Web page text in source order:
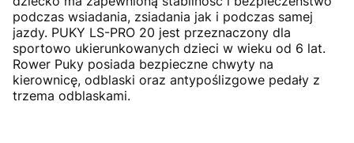
podczas wsiadania, zsiadania jak i podczas samej
jazdy. PUKY LS-PRO 20 jest przeznaczony dla
sportowo ukierunkowanych dzieci w wieku od 6 lat.
Rower Puky posiada bezpieczne chwyty na
kierownicę, odblaski oraz antypoślizgowe pedały z
trzema odblaskami.